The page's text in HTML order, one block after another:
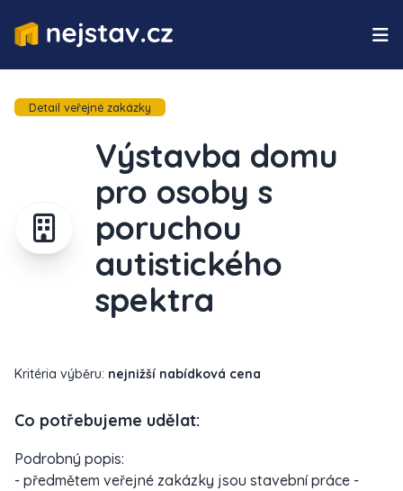
Detail veřejné zakázky
Výstavba domu
pro osoby s
poruchou
autistického
spektra
Kritéria výběru: nejnižší nabídková cena
Co potřebujeme udělat:
Podrobný popis:
- předmětem veřejné zakázky jsou stavební práce -